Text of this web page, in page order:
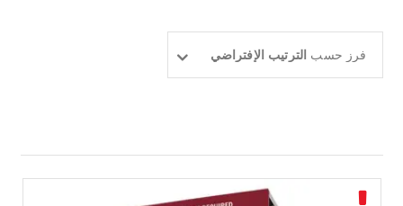
فرز حسب الترتيب الإفتراضي